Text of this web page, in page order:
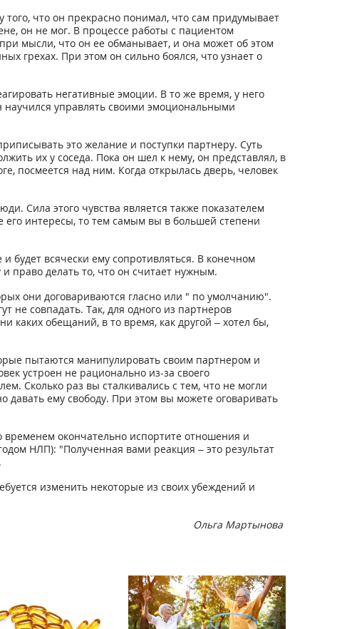
что он прекрасно понимал, что сам придумывает
он не мог. В процессе работы с пациентом
мысли, что он ее обманывает, и она может об этом
грехах. При этом он сильно боялся, что узнает о
негативные эмоции. В то же время, у него
научился управлять своими эмоциональными
это желание и поступки партнеру. Суть
их у соседа. Пока он шел к нему, он представлял, в
посмеется над ним. Когда открылась дверь, человек
Сила этого чувства является также показателем
его интересы, то тем самым вы в большей степени
будет всячески ему сопротивляться. В конечном
право делать то, что он считает нужным.
они договариваются гласно или " по умолчанию".
не совпадать. Так, для одного из партнеров
каких обещаний, в то время, как другой – хотел бы,
пытаются манипулировать своим партнером и
устроен не рационально из-за своего
Сколько раз вы сталкивались с тем, что не могли
давать ему свободу. При этом вы можете оговаривать
окончательно испортите отношения и
НЛП): "Полученная вами реакция – это результат
изменить некоторые из своих убеждений и
Ольга Мартынова